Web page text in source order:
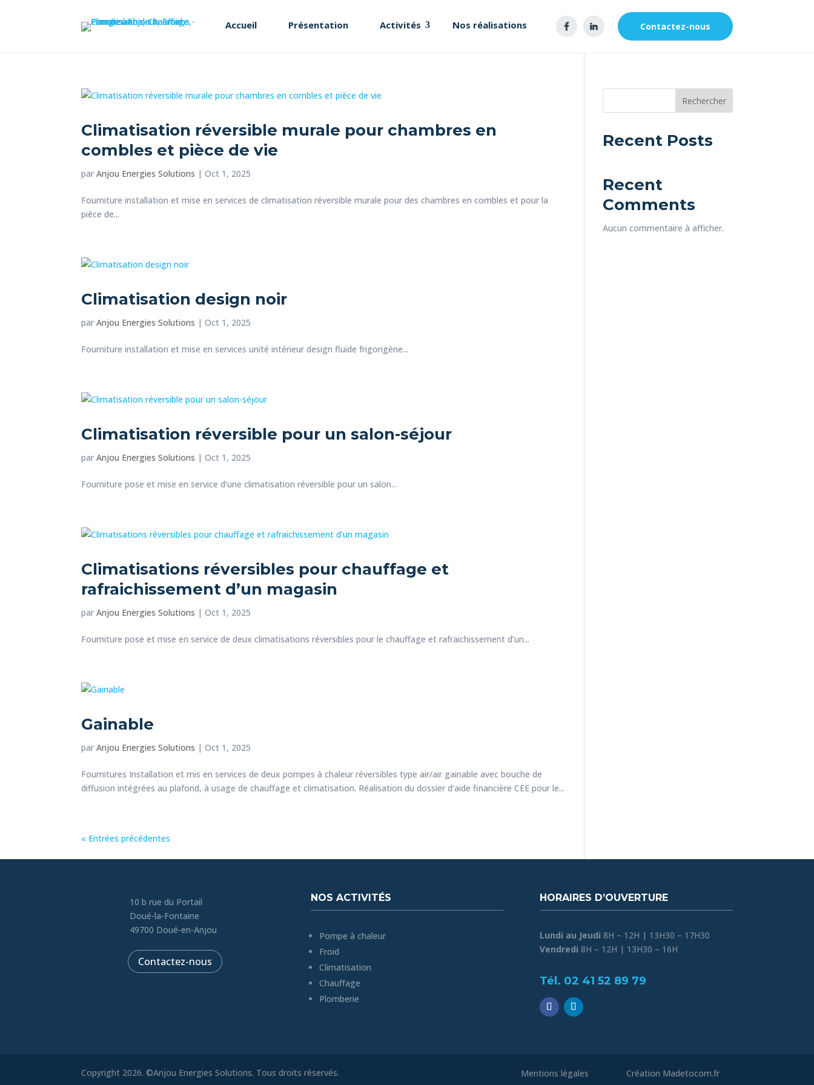
Accueil Présentation Activités Nos réalisations Contactez-nous
Climatisation réversible murale pour chambres en
combles et pièce de vie
parAnjou Energies Solutions |Oct 1, 2025
Fourniture installation et mise en services de climatisation réversible murale pour des chambres en combles et pour la
pièce de...
Climatisation design noir
parAnjou Energies Solutions |Oct 1, 2025
Fourniture installation et mise en services unité intérieur design fluide frigorigène...
Climatisation réversible pour un salon-séjour
parAnjou Energies Solutions |Oct 1, 2025
Fourniture pose et mise en service d’une climatisation réversible pour un salon...
Climatisations réversibles pour chauffage et
rafraichissement d’un magasin
parAnjou Energies Solutions |Oct 1, 2025
Fourniture pose et mise en service de deux climatisations réversibles pour le chauffage et rafraichissement d’un...
Gainable
parAnjou Energies Solutions |Oct 1, 2025
Fournitures Installation et mis en services de deux pompes à chaleur réversibles type air/air gainable avec bouche de
diffusion intégrées au plafond, à usage de chauffage et climatisation. Réalisation du dossier d’aide financière CEE pour le...
« Entrées précédentes
Rechercher
Recent Posts
Recent
Comments
Aucun commentaire à afficher.
10 b rue du Portail
Doué-la-Fontaine
49700 Doué-en-Anjou
Contactez-nous
NOS ACTIVITÉS
Pompe à chaleur
Froid
Climatisation
Chauffage
Plomberie
HORAIRES D’OUVERTURE
Lundi au Jeudi 8H – 12H | 13H30 – 17H30
Vendredi 8H – 12H | 13H30 – 16H
Tél. 02 41 52 89 79
Copyright 2026. ©Anjou Energies Solutions. Tous droits réservés. Mentions légales Création Madetocom.fr